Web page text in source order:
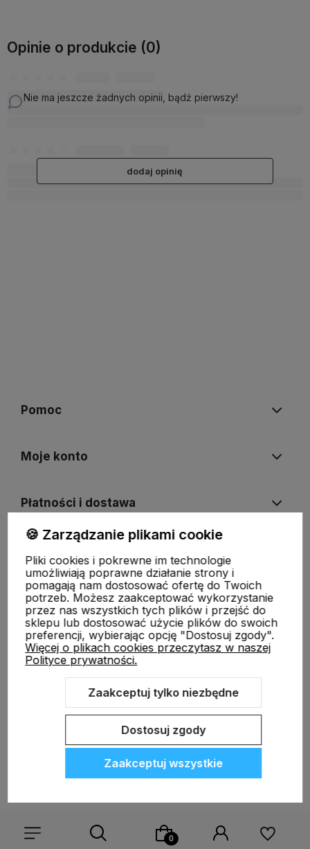
Opinie o produkcie (0)
Nie ma jeszcze żadnych opinii, bądź pierwszy!
dodaj opinię
Pomoc
Moje konto
Płatności i dostawa
O nas
Sklep internetowy Shoper.pl Szablon Shoper Modern 3.0™
🍪 Zarządzanie plikami cookie
Pliki cookies i pokrewne im technologie
umożliwiają poprawne działanie strony i
pomagają nam dostosować ofertę do Twoich
potrzeb. Możesz zaakceptować wykorzystanie
przez nas wszystkich tych plików i przejść do
sklepu lub dostosować użycie plików do swoich
preferencji, wybierając opcję "Dostosuj zgody".
Więcej o plikach cookies przeczytasz w naszej
Polityce prywatności.
Zaakceptuj tylko niezbędne
Dostosuj zgody
Zaakceptuj wszystkie